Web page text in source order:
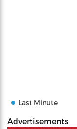
Last Minute
Advertisements